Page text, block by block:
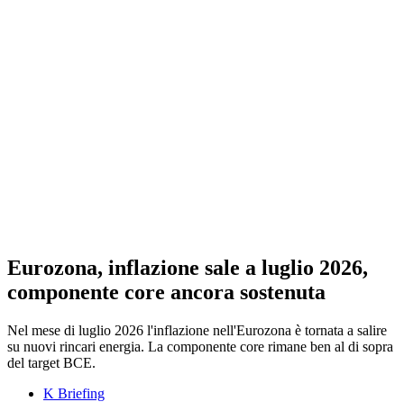
Eurozona, inflazione sale a luglio 2026,
componente core ancora sostenuta
Nel mese di luglio 2026 l'inflazione nell'Eurozona è tornata a salire
su nuovi rincari energia. La componente core rimane ben al di sopra
del target BCE.
K Briefing